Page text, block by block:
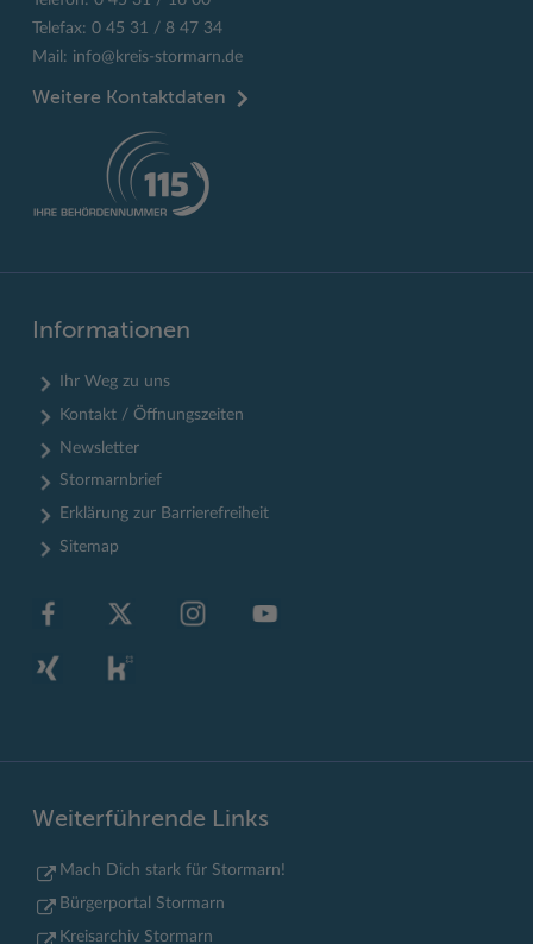
Telefax: 0 45 31 / 8 47 34
Mail: info@kreis-stormarn.de
Weitere Kontaktdaten
Informationen
Ihr Weg zu uns
Kontakt / Öffnungszeiten
Newsletter
Stormarnbrief
Erklärung zur Barrierefreiheit
Sitemap
Weiterführende Links
Mach Dich stark für Stormarn!
Bürgerportal Stormarn
Kreisarchiv Stormarn